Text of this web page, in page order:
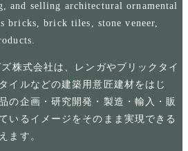
and selling architectural ornamental
bricks, brick tiles, stone veneer,
株式会社は、レンガやブリックタイ
イルなどの建築用意匠建材をはじ
の企画・研究開発・製造・輸入・販
いるイメージをそのまま実現できる
ます。